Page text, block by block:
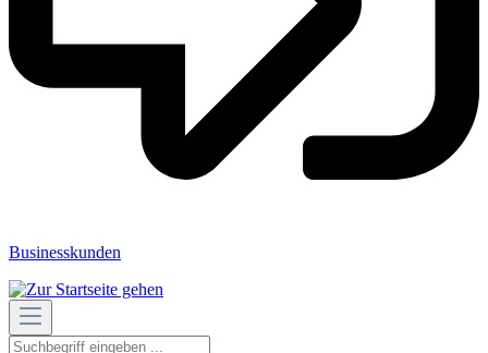
Businesskunden